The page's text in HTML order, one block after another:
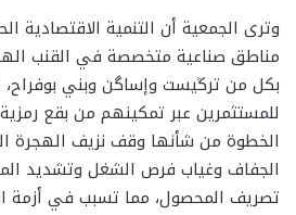
وترى الجمعية أن التنمية الاقتصادية
مناطق صناعية متخصصة في القنب
بكل من ترڭيست وإساگن وبني بوفراح،
للمستثمرين عبر تمكينهم من بقع
الخطوة من شأنها وقف نزيف الهجرة
الجفاف وغياب فرص الشغل وتشديد
تصريف المحصول، مما تسبب في أزمة